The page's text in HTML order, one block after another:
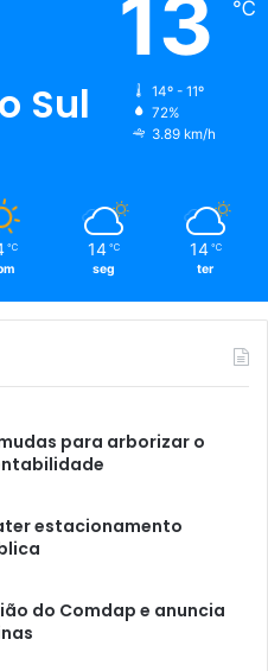
Sul
13 ℃
14º - 11º
72%
3.89 km/h
℃ 14 ℃
seg
14 ℃
ter
para arborizar o
estacionamento
do Comdap e anuncia